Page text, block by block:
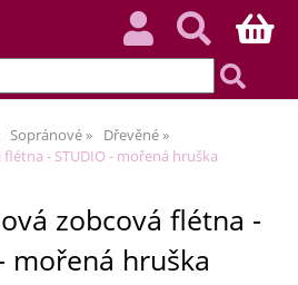
Sopránové
Dřevěné
- STUDIO - mořená hruška
zobcová flétna -
mořená hruška